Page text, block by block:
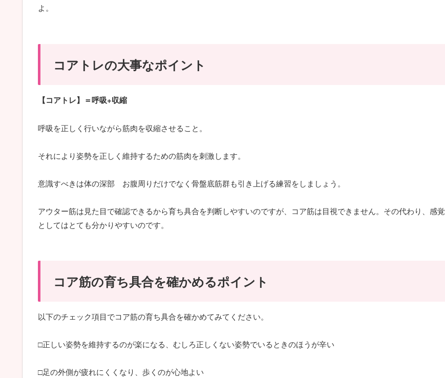
よ。
コアトレの大事なポイント
【コアトレ】＝呼吸+収縮
呼吸を正しく行いながら筋肉を収縮させること。
それにより姿勢を正しく維持するための筋肉を刺激します。
意識すべきは体の深部 お腹周りだけでなく骨盤底筋群も引き上げる練習をしましょう。
アウター筋は見た目で確認できるから育ち具合を判断しやすいのですが、コア筋は目視できません。その代わり、感覚
としてはとても分かりやすいのです。
コア筋の育ち具合を確かめるポイント
以下のチェック項目でコア筋の育ち具合を確かめてみてください。
□正しい姿勢を維持するのが楽になる、むしろ正しくない姿勢でいるときのほうが辛い
□足の外側が疲れにくくなり、歩くのが心地よい